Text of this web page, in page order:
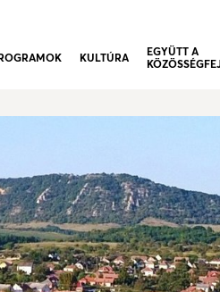
KULTÚRA
EGYÜTT A